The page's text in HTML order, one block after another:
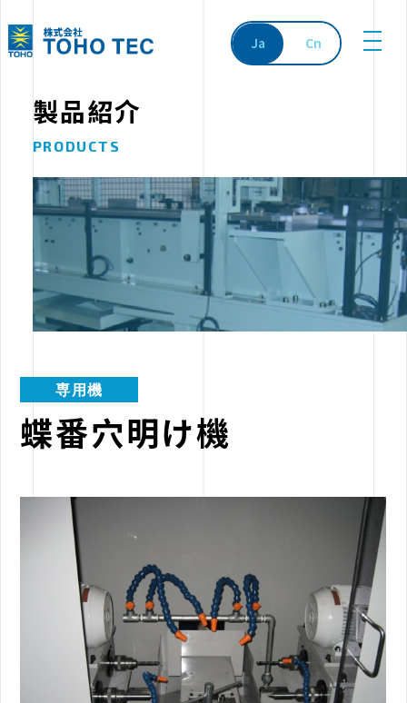
Ja Cn
製品紹介
PRODUCTS
専用機
蝶番穴明け機